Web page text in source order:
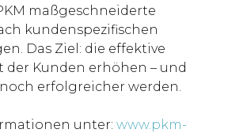
maßgeschneiderte
kundenspezifischen
Das Ziel: die effektive
der Kunden erhöhen – und
erfolgreicher werden.
unter: www.pkm-